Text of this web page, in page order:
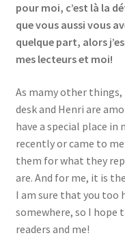
pour moi, c’est là la
que vous aussi vous
quelque part, alors
mes lecteurs et moi!
As mamy other
desk and Henri are
have a special place
recently or came to
them for what they
are. And for me, it is
I am sure that you too
somewhere, so I hope
readers and me!